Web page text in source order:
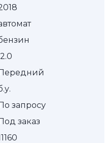
2.0
запросу
заказ